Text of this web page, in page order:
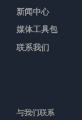
新闻中心
媒体工具包
联系我们
与我们联系